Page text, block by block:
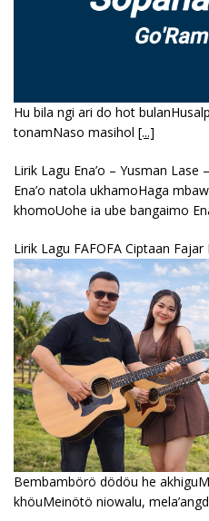
Hu bila ngi ari do hot
tonamNaso masihol [...]
Lirik Lagu Ena’o – Yusman Lase
Ena’o natola ukhamoHaga
khomoUohe ia ube bangaimo
Lirik Lagu FAFOFA Ciptaan